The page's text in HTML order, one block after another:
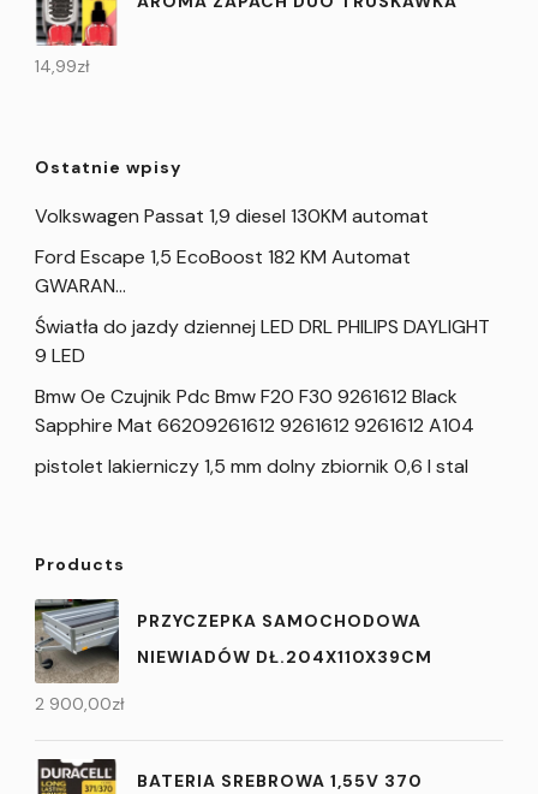
14,99zł
Ostatnie wpisy
Volkswagen Passat 1,9 diesel 130KM automat
Ford Escape 1,5 EcoBoost 182 KM Automat
GWARAN…
Światła do jazdy dziennej LED DRL PHILIPS DAYLIGHT
9 LED
Bmw Oe Czujnik Pdc Bmw F20 F30 9261612 Black
Sapphire Mat 66209261612 9261612 9261612 A104
pistolet lakierniczy 1,5 mm dolny zbiornik 0,6 l stal
Products
PRZYCZEPKA SAMOCHODOWA
NIEWIADÓW DŁ.204X110X39CM
2 900,00zł
BATERIA SREBROWA 1,55V 370